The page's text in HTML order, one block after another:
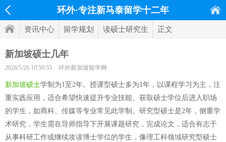
环外·专注新马泰留学十二年
资讯中心 留学规划 读硕士研究生 正文
新加坡硕士几年
2026/5/26 10:59:55 环外新加坡留学网
新加坡硕士学制为1至2年。授课型硕士多为1年，以课程学习为主，注
重实践应用，适合希望快速提升专业技能、获取硕士学位后进入职场
的学生，如商科、传媒等专业常见此学制。研究型硕士是2年，侧重学
术研究，学生需在导师指导下开展课题研究，完成论文，适合有志于
从事科研工作或继续攻读博士学位的学生，像理工科领域研究型硕士